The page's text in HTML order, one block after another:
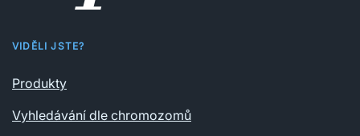
VIDĚLI JSTE?
Produkty
Vyhledávání dle chromozomů